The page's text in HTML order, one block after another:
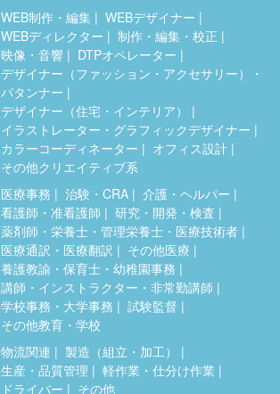
WEB制作・編集
WEBデザイナー
WEBディレクター
制作・編集・校正
映像・音響
DTPオペレーター
デザイナー（ファッション・アクセサリー）・
パタンナー
デザイナー（住宅・インテリア）
イラストレーター・グラフィックデザイナー
カラーコーディネーター
オフィス設計
その他クリエイティブ系
医療事務 治験・CRA
介護・ヘルパー
看護師・准看護師
研究・開発・検査
薬剤師・栄養士・管理栄養士・医療技術者
医療通訳・医療翻訳
その他医療
養護教諭・保育士・幼稚園事務
講師・インストラクター・非常勤講師
学校事務・大学事務
試験監督
その他教育・学校
物流関連
製造（組立・加工）
生産・品質管理
軽作業・仕分け作業
ドライバー
その他